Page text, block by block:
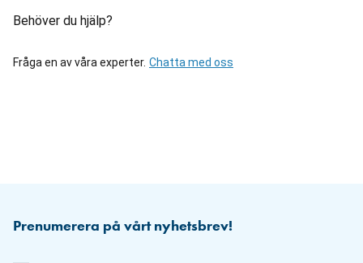
Behöver du hjälp?
Fråga en av våra experter. Chatta med oss
Prenumerera på vårt nyhetsbrev!